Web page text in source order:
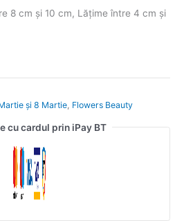
8 cm și 10 cm, Lățime între 4 cm și
și 8 Martie Flowers Beauty
cu cardul prin iPay BT